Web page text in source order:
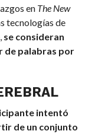
en The New
tecnologías de
se consideran
de palabras por
intentó
de un conjunto